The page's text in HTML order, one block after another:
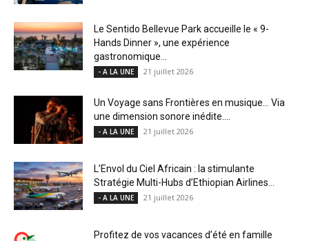
Le Sentido Bellevue Park accueille le « 9-
Hands Dinner », une expérience
gastronomique...
- A LA UNE 21 juillet 2026
Un Voyage sans Frontières en musique… Via
une dimension sonore inédite....
- A LA UNE 21 juillet 2026
L’Envol du Ciel Africain : la stimulante
Stratégie Multi-Hubs d’Ethiopian Airlines...
- A LA UNE 21 juillet 2026
Profitez de vos vacances d’été en famille